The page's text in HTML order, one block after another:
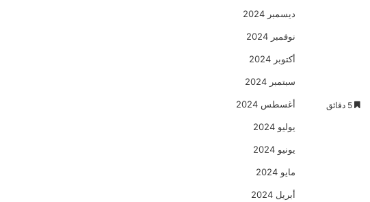
ديسمبر 2024
نوفمبر 2024
أكتوبر 2024
سبتمبر 2024
أغسطس 2024
يوليو 2024
يونيو 2024
مايو 2024
أبريل 2024